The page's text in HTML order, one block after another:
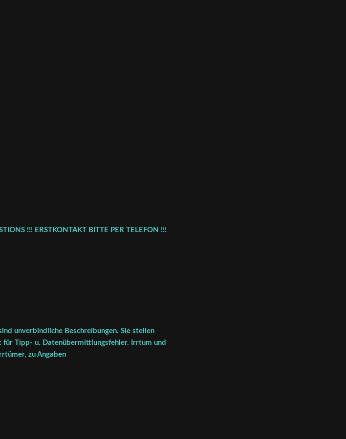
!!! ERSTKONTAKT BITTE PER TELEFON !!!
unverbindliche Beschreibungen. Sie stellen
für Tipp- u. Datenübermittlungsfehler. Irrtum und
zu Angaben